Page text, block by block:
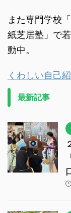
また専門学校
紙芝居塾」で
動中。
くわしい自己
最新記事